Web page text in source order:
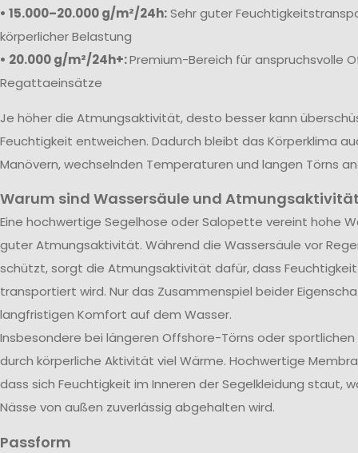
• 15.000–20.000 g/m²/24h:Sehr guter
körperlicher Belastung
• 20.000 g/m²/24h+:Premium-Bereich für anspruchsvolle
Regattaeinsätze
Je höher die Atmungsaktivität, desto besser kann
Feuchtigkeit entweichen. Dadurch bleibt das Körperklima
Manövern, wechselnden Temperaturen und langen Törns
Warum sind Wassersäule und
Eine hochwertige Segelhose oder Salopette vereint hohe
guter Atmungsaktivität. Während die Wassersäule vor
schützt, sorgt die Atmungsaktivität dafür, dass
transportiert wird. Nur das Zusammenspiel beider
langfristigen Komfort auf dem Wasser.
Insbesondere bei längeren Offshore-Törns oder
durch körperliche Aktivität viel Wärme. Hochwertige
dass sich Feuchtigkeit im Inneren der Segelkleidung staut,
Nässe von außen zuverlässig abgehalten wird.
Passform